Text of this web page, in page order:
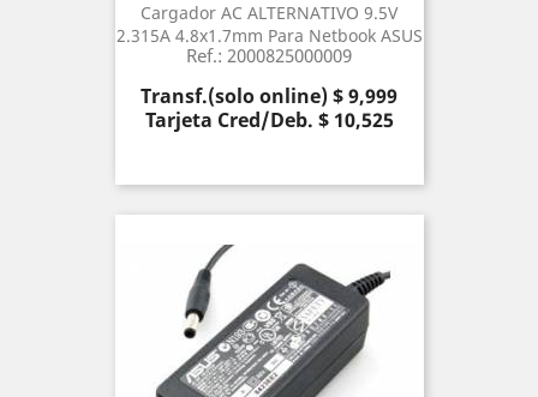
Cargador AC ALTERNATIVO 9.5V
2.315A 4.8x1.7mm Para Netbook ASUS
Ref.: 2000825000009
Precio
Transf.(solo online) $ 9,999
Tarjeta Cred/Deb. $ 10,525